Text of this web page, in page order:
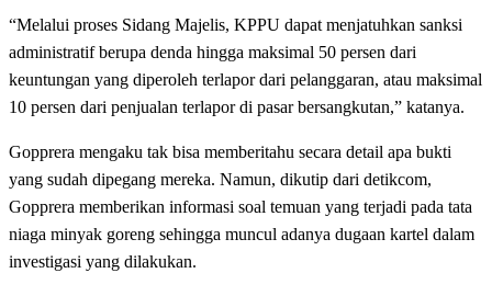
“Melalui proses Sidang Majelis, KPPU dapat menjatuhkan sanksi
administratif berupa denda hingga maksimal 50 persen dari
keuntungan yang diperoleh terlapor dari pelanggaran, atau maksimal
10 persen dari penjualan terlapor di pasar bersangkutan,” katanya.
Gopprera mengaku tak bisa memberitahu secara detail apa bukti
yang sudah dipegang mereka. Namun, dikutip dari detikcom,
Gopprera memberikan informasi soal temuan yang terjadi pada tata
niaga minyak goreng sehingga muncul adanya dugaan kartel dalam
investigasi yang dilakukan.